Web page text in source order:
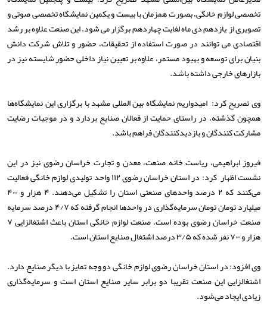
تخصصی لوازم خانگی، بصورت همزمان با بیست و یکمین نمایشگاه تخصصی صوتی و
تصویری از یازدهم دی ماه لغایت چهاردهم برگزار می شود. این صنعت علاوه بر رشد
اقتصادی می توانند در صورت استفاده از تحقیقات، حضور و تلاش شرکت دانش
بنیان برای توسعه و بهبود مستمر، علاوه بر تعیین نیاز داخلی حضور شایسته نیز در
بازارهای خارجی داشته باشد.
وی تصریح کرد: امیدواریم نمایشگاه بین المللی مشهد با برگزاری این نمایشگاه‌ها
همچون گذشته، در راستای حمایت از فعالان صنایع بردارد و در موجبات رضایت
مشارکت کنندگان و بازدیدکنندگان فراهم باشد.
فیروز ابراهیمی، ریاست خانه صنعت، معدن و تجارت خراسان رضوی نیز در این
نشست اظهار کرد: در استان خراسان رضوی ۱۱۲ واحد تولیدی لوازم خانگی فعالیت
می‌کنند که ۲ درصد واحدهای صنعتی استان را تشکیل می‌دهند. ۴ هزار و ۴۰۰
میلیارد تومان تومان سرمایه‌گذاری در واحدها انجام گرفته که ۴/۷ درصد سرمایه‌
صنعت خراسان رضوی بوده است. صنعت لوازم خانگی استان باعث اشتغالزایی ۷
هزار و ۷۰۰ نفر شده که ۳/۵ درصد اشتغال صنایع استان است.
وی افزود: در استان خراسان رضوی لوازم خانگی دو وجه تمایز با دیگر صنایع دارد.
اشتغالزایی این صنعت تقریبا دو برابر سایر صنایع استان است و سرمایه‌گذاری
زیادی ایجاد می‌شود.